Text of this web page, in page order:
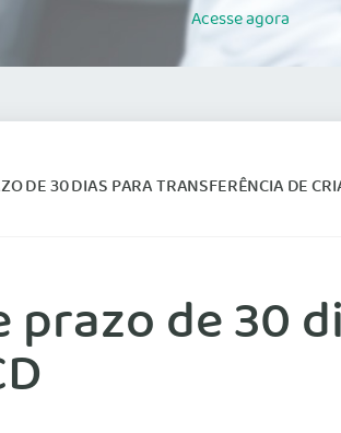
Acesseagora
DE 30 DIAS PARA TRANSFERÊNCIA DE
de 30